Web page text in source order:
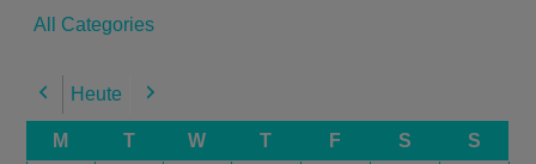
All Categories
Previous
Heute Next
M T W T F S S